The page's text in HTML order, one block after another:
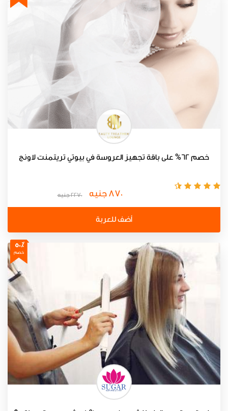
خصم 62% على باقة تجهيز العروسة في بيوتي تريتمنت لاونج
870 جنيه 2270 جنيه
أضف للعربة
50٪
خصم